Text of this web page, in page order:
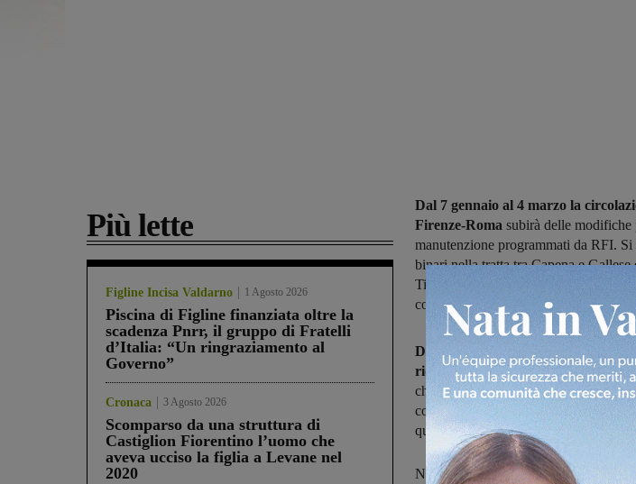
Più lette
Figline Incisa Valdarno 1 Agosto 2026
Piscina di Figline finanziata oltre la
scadenza Pnrr, il gruppo di Fratelli
d’Italia: “Un ringraziamento al
Governo”
Cronaca 3 Agosto 2026
Scomparso da una struttura di
Castiglion Fiorentino l’uomo che
aveva ucciso la figlia a Levane nel
2020
Dal 7 gennaio al 4 marzo la
Firenze-Roma subirà delle
manutenzione programmati da RFI.
binari nella tratta tra Capena e Gallese
Tiburtina, per un totale di circa 20
complessivo di 12 milioni di euro.
Durante il periodo interessato dai
riduzione di velocità con maggiori
che percorrono la tratta Orte – Roma.
comporteranno modifiche alla
quanto riguarda i regionali che
Nel dettaglio: per i treni in servizio tra